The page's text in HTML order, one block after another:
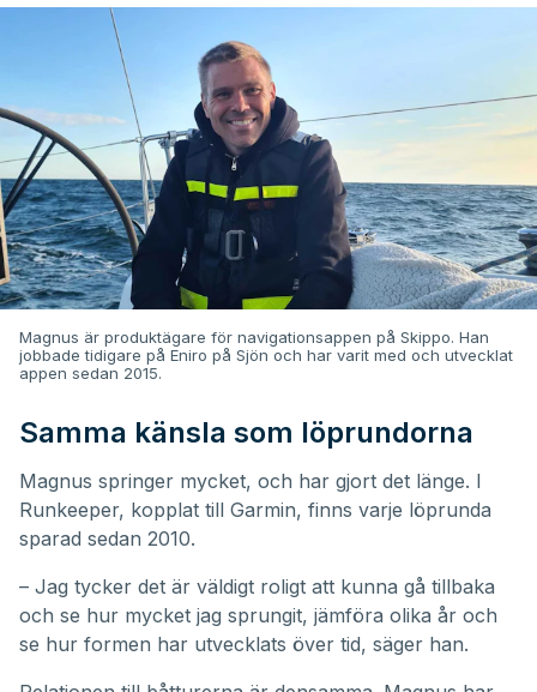
Magnus är produktägare för navigationsappen på Skippo. Han
jobbade tidigare på Eniro på Sjön och har varit med och utvecklat
appen sedan 2015.
Samma känsla som löprundorna
Magnus springer mycket, och har gjort det länge. I
Runkeeper, kopplat till Garmin, finns varje löprunda
sparad sedan 2010.
– Jag tycker det är väldigt roligt att kunna gå tillbaka
och se hur mycket jag sprungit, jämföra olika år och
se hur formen har utvecklats över tid, säger han.